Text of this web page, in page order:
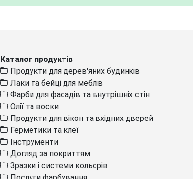
Каталог продуктів
Продукти для дерев'яних будинків
Лаки та бейці для меблів
Фарби для фасадів та внутрішніх стін
Олії та воски
Продукти для вікон та вхідних дверей
Герметики та клеї
Інструменти
Догляд за покриттям
Зразки і системи кольорів